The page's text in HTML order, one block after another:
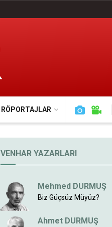
RÖPORTAJLAR
VENHAR YAZARLARI
Mehmed DURMUŞ
Biz Güçsüz Müyüz?
Ahmet DURMUŞ